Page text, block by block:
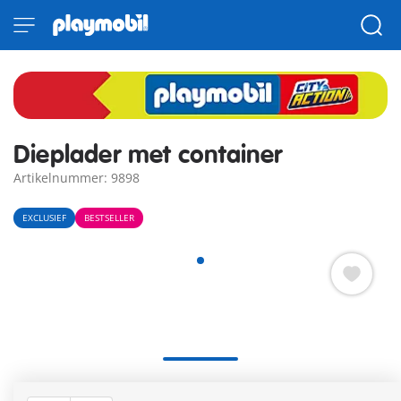
Dieplader met container
Artikelnummer: 9898
EXCLUSIEF BESTSELLER